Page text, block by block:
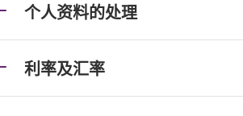
个人资料的处理
利率及汇率